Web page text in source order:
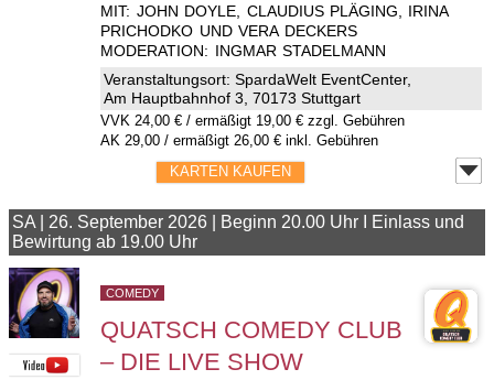
MIT: JOHN DOYLE, CLAUDIUS PLÄGING, IRINA
PRICHODKO UND VERA DECKERS
MODERATION: INGMAR STADELMANN
Veranstaltungsort:SpardaWelt EventCenter,
Am Hauptbahnhof 3, 70173 Stuttgart
VVK 24,00 € / ermäßigt 19,00 € zzgl. Gebühren
AK 29,00 / ermäßigt 26,00 € inkl. Gebühren
KARTEN KAUFEN
SA 26. September 2026
Beginn 20.00 Uhr I Einlass und
Bewirtung ab 19.00 Uhr
COMEDY
QUATSCH COMEDY CLUB
– DIE LIVE SHOW